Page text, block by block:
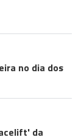
no dia dos
da